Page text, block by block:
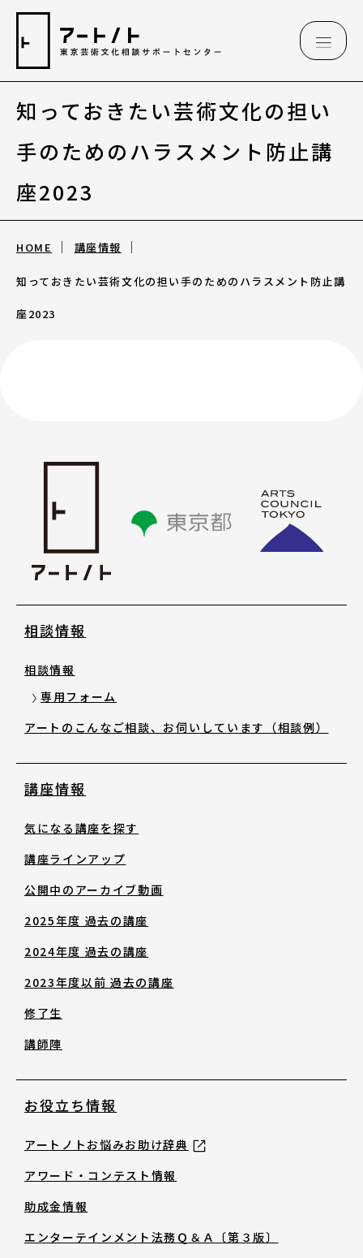
相談情報
アートのこんなご相談、お伺いしています
（相談例）
公開中のアーカイブ動画
2024年度 過去の講座
2023年度以前 過去の講座
講師陣
アートノトお悩みお助け辞典
アワード・コンテスト情報
エンターテインメント法務Ｑ＆Ａ〔第３
版〕
知っておきたい芸術文化の担い
手のためのハラスメント防止講
座2023
HOME 講座情報
知っておきたい芸術文化の担い手のためのハラスメント防止講
座2023
相談情報
相談情報
専用フォーム
アートのこんなご相談、お伺いしています（相談例）
講座情報
気になる講座を探す
講座ラインアップ
公開中のアーカイブ動画
2025年度 過去の講座
2024年度 過去の講座
2023年度以前 過去の講座
修了生
講師陣
お役立ち情報
アートノトお悩みお助け辞典
アワード・コンテスト情報
助成金情報
エンターテインメント法務Ｑ＆Ａ〔第３版〕